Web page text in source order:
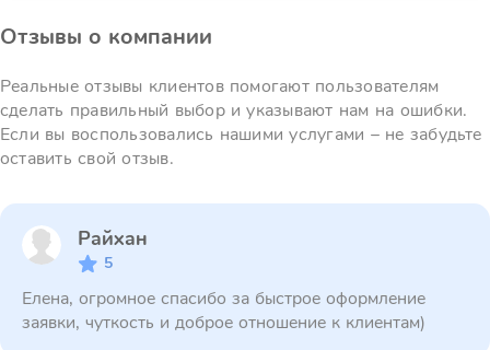
Отзывы о компании
Реальные отзывы клиентов помогают пользователям
сделать правильный выбор и указывают нам на ошибки.
Если вы воспользовались нашими услугами – не забудьте
оставить свой отзыв.
Райхан
5
Елена, огромное спасибо за быстрое оформление
заявки, чуткость и доброе отношение к клиентам)